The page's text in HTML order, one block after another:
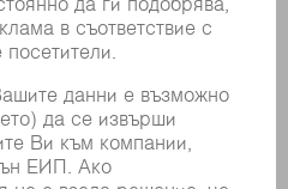
ЗА БЕЗОПАСНОСТ